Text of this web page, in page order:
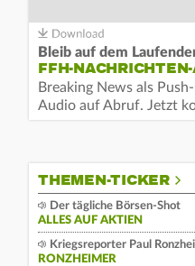
Bleib auf dem
FFH-
Breaking News als
Audio auf Abruf. Jetzt
THEMEN-TICKER
Der tägliche Börsen-Shot
ALLES AUF AKTIEN
Kriegsreporter Paul
RONZHEIMER